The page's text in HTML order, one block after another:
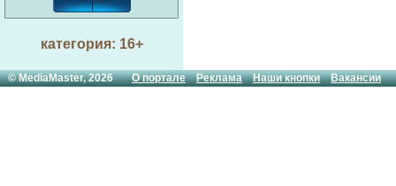
категория: 16+
© MediaMaster, 2026О портале Реклама Наши кнопки Вакансии